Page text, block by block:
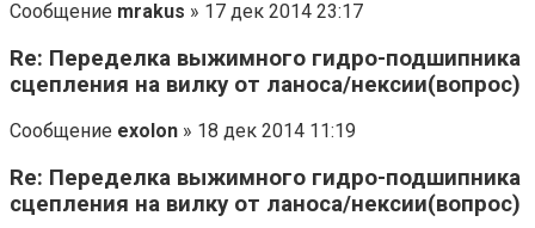
Сообщение mrakus » 17 дек 2014 23:17
Re: Переделка выжимного гидро-подшипника
сцепления на вилку от ланоса/нексии(вопрос)
Сообщение exolon » 18 дек 2014 11:19
Re: Переделка выжимного гидро-подшипника
сцепления на вилку от ланоса/нексии(вопрос)